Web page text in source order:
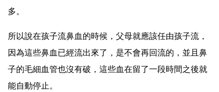
多。
所以說在孩子流鼻血的時候，父母就應該任由孩子流，
因為這些鼻血已經流出來了，是不會再回流的，並且鼻
子的毛細血管也沒有破，這些血在留了一段時間之後就
能自動停止。